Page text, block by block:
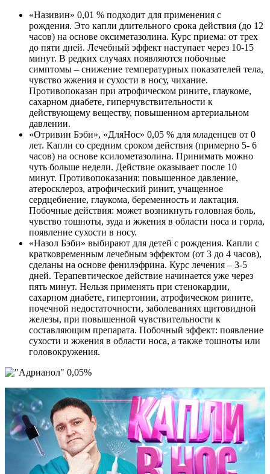
«Називин» 0,01 % подходит для применения с
рождения. Это капли длительного срока действия (до 12
часов) на основе оксиметазолина. Курс приема: от трех
до пяти дней. Лечебный эффект наступает через 10-15
минут. В редких случаях появляются побочные
симптомы – снижение температурных показателей тела,
чувство жжения и сухости в носу, чихание.
Противопоказан при атрофическом рините, глаукоме,
сахарном диабете, гиперчувствительности к
действующему веществу, повышенном артериальном
давлении.
«Отривин Бэби», «ДляНос» 0,05 % для младенцев от 0
лет. Капли со средним сроком действия (примерно 5- 6
часов) на основе ксилометазолина. Принимать можно
чуть больше недели. Действие оказывает после 10
минут. Противопоказания: повышенное давление,
атеросклероз, атрофический ринит, учащенное
сердцебиение, глаукома, беременность и лактация.
Побочные действия: может возникнуть головная боль,
чувство тошноты, зуда и жжения в области носа и горла,
появление сухости в носу.
«Назол Бэби» выбирают для детей с рождения. Капли с
кратковременным лечебным эффектом (от 3 до 4 часов),
сделаны на основе фенилэфрина. Курс лечения – 3-5
дней. Терапевтическое действие начинается уже через
пять минут. Нельзя применять при стенокардии,
сахарном диабете, гипертонии, атрофическом рините,
почечной недостаточности, заболеваниях щитовидной
железы, при повышенной чувствительности к
составляющим препарата. Побочный эффект: появление
сухости и жжения в области носа, а также тошноты или
головокружения.